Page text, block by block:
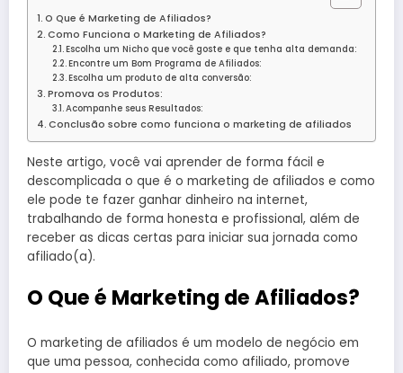
O Que é Marketing de Afiliados?
Como Funciona o Marketing de Afiliados?
Escolha um Nicho que você goste e que tenha alta demanda:
Encontre um Bom Programa de Afiliados:
Escolha um produto de alta conversão:
Promova os Produtos:
Acompanhe seus Resultados:
Conclusão sobre como funciona o marketing de afiliados
Neste artigo, você vai aprender de forma fácil e
descomplicada o que é o marketing de afiliados e como
ele pode te fazer ganhar dinheiro na internet,
trabalhando de forma honesta e profissional, além de
receber as dicas certas para iniciar sua jornada como
afiliado(a).
O Que é Marketing de Afiliados?
O marketing de afiliados é um modelo de negócio em
que uma pessoa, conhecida como afiliado, promove